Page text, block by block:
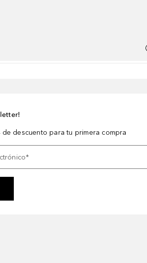
descuento para tu primera compra
*